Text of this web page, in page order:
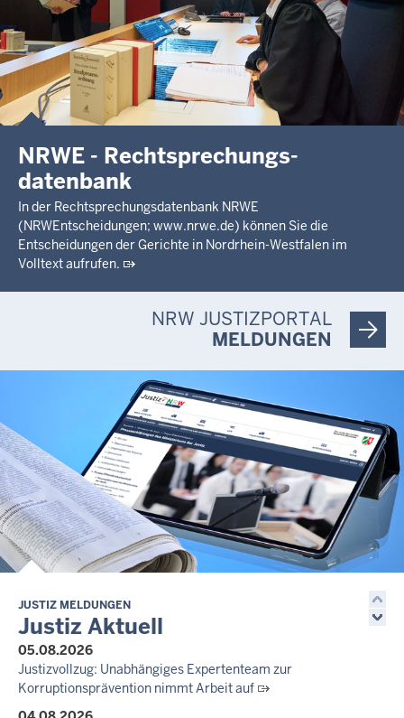
NRWE - Rechtsprechungs­
datenbank
In der Rechtsprechungsdatenbank NRWE
(NRWEntscheidungen; www.nrwe.de) können Sie die
Entscheidungen der Gerichte in Nordrhein-Westfalen im
Volltext aufrufen.
NRW JUSTIZPORTAL
MELDUNGEN
JUSTIZ MELDUNGEN
Justiz Aktuell
05.08.2026
Justizvollzug: Unabhängiges Expertenteam zur
Korruptionsprävention nimmt Arbeit auf